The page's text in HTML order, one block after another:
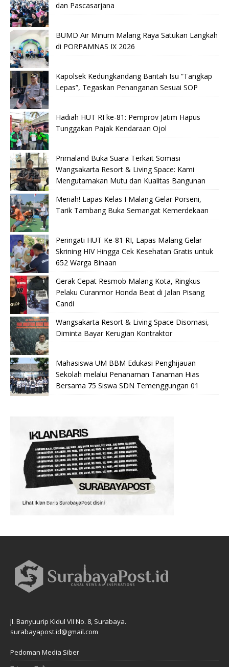
dan Pascasarjana
BUMD Air Minum Malang Raya Satukan Langkah
di PORPAMNAS IX 2026
Kapolsek Kedungkandang Bantah Isu “Tangkap
Lepas”, Tegaskan Penanganan Sesuai SOP
Hadiah HUT RI ke-81: Pemprov Jatim Hapus
Tunggakan Pajak Kendaraan Ojol
Primaland Buka Suara Terkait Somasi
Wangsakarta Resort & Living Space: Kami
Mengutamakan Mutu dan Kualitas Bangunan
Meriah! Lapas Kelas I Malang Gelar Porseni,
Tarik Tambang Buka Semangat Kemerdekaan
Peringati HUT Ke-81 RI, Lapas Malang Gelar
Skrining HIV Hingga Cek Kesehatan Gratis untuk
652 Warga Binaan
Gerak Cepat Resmob Malang Kota, Ringkus
Pelaku Curanmor Honda Beat di Jalan Pisang
Candi
Wangsakarta Resort & Living Space Disomasi,
Diminta Bayar Kerugian Kontraktor
Mahasiswa UM BBM Edukasi Penghijauan
Sekolah melalui Penanaman Tanaman Hias
Bersama 75 Siswa SDN Temenggungan 01
Jl. Banyuurip Kidul VII No. 8, Surabaya.
surabayapost.id@gmail.com
Pedoman Media Siber